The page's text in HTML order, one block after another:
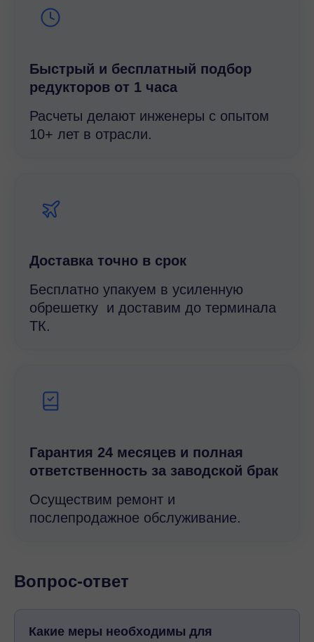
Быстрый и беcплатный подбор
редукторов от 1 часа
Расчеты делают инженеры с опытом
10+ лет в отрасли.
Доставка точно в срок
Бесплатно упакуем в усиленную
обрешетку и доставим до терминала
ТК.
Гарантия 24 месяцев и полная
ответственность за заводской брак
Осуществим ремонт и
послепродажное обслуживание.
Вопрос-ответ
Какие меры необходимы для